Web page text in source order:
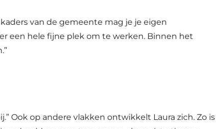
van de gemeente mag je je eigen
een hele fijne plek om te werken. Binnen het
Ook op andere vlakken ontwikkelt Laura zich. Zo is